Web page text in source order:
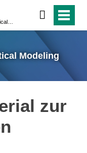
Modeling
zur